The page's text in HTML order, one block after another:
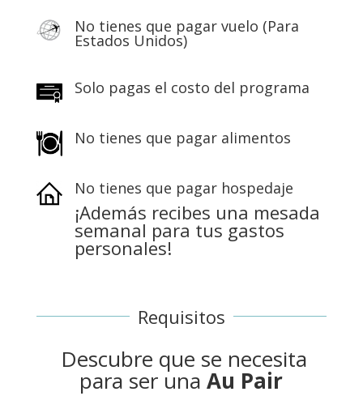
No tienes que pagar vuelo (Para
Estados Unidos)
Solo pagas el costo del programa
No tienes que pagar alimentos
No tienes que pagar hospedaje
¡Además recibes una mesada
semanal para tus gastos
personales!
Requisitos
Descubre que se necesita
para ser una Au Pair